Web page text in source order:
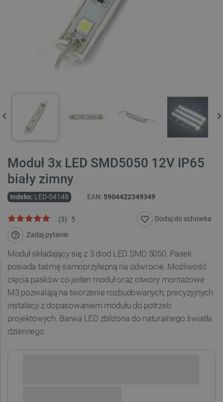
Moduł 3x LED SMD5050 12V IP65
biały zimny
Indeks: LED-04148 EAN: 5904422349349
5
(3)
Zadaj pytanie
Dodaj do schowka
Moduł składający się z 3 diod LED SMD 5050. Pasek
posiada taśmę samoprzylepną na odwrocie. Możliwość
cięcia pasków co jeden moduł oraz otwory montażowe
M3 pozwalają na tworzenie rozbudowanych, precyzyjnych
instalacji z dopasowaniem modułu do potrzeb
projektowych. Barwa LED zbliżona do naturalnego światła
dziennego.